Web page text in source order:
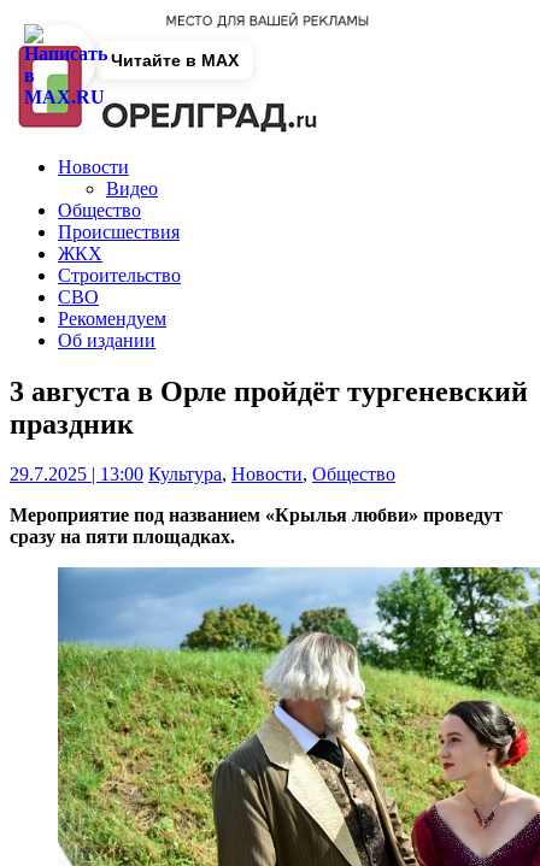
Новости
Видео
Общество
Происшествия
ЖКХ
Строительство
СВО
Рекомендуем
Об издании
3 августа в Орле пройдёт тургеневский
праздник
29.7.2025 | 13:00 Культура, Новости, Общество
Мероприятие под названием «Крылья любви» проведут
сразу на пяти площадках.
Читайте в MAX